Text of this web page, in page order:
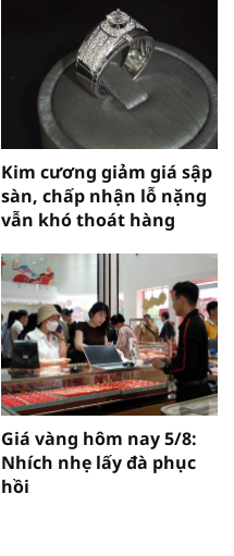
Kim cương giảm giá sập
sàn, chấp nhận lỗ nặng
vẫn khó thoát hàng
Giá vàng hôm nay 5/8:
Nhích nhẹ lấy đà phục
hồi